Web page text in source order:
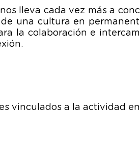
lleva cada vez más a
una cultura en
la colaboración e
vinculados a la actividad en